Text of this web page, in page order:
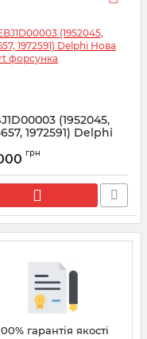
(1952045,
1972591) Delphi
BEBJ1D00003
грн
гарантія якості